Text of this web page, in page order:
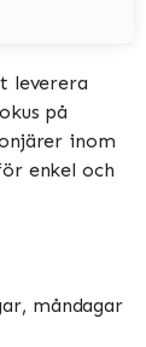
leverera
på
inom
enkel och
måndagar